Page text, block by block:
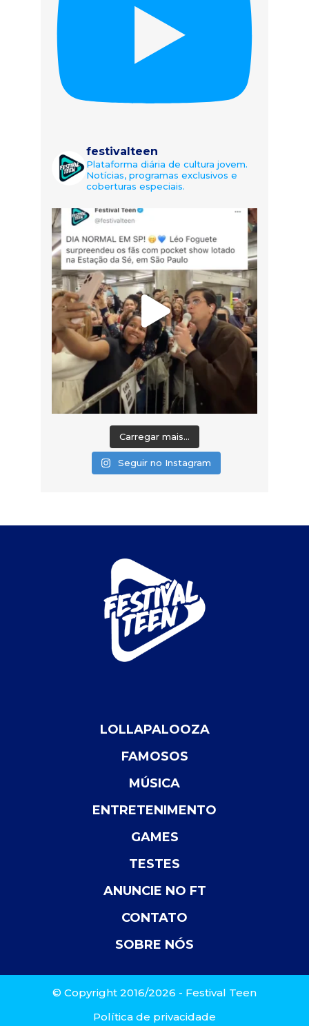
festivalteen
Plataforma diária de cultura jovem.
Notícias, programas exclusivos e
coberturas especiais.
Carregar mais...
Seguir no Instagram
LOLLAPALOOZA
FAMOSOS
MÚSICA
ENTRETENIMENTO
GAMES
TESTES
ANUNCIE NO FT
CONTATO
SOBRE NÓS
© Copyright 2016/2026 - Festival Teen
Política de privacidade